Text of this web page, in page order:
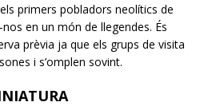
primers pobladors neolítics de
en un món de llegendes. És
prèvia ja que els grups de visita
i s’omplen sovint.